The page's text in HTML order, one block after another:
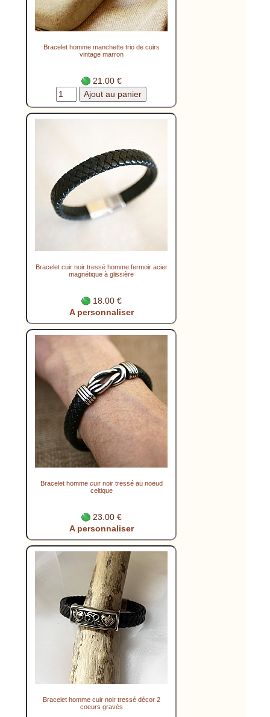
Bracelet homme manchette trio de cuirs
vintage marron
21.00 €
Bracelet cuir noir tressé homme fermoir acier
magnétique à glissière
18.00 €
A personnaliser
Bracelet homme cuir noir tressé au noeud
celtique
23.00 €
A personnaliser
Bracelet homme cuir noir tressé décor 2
coeurs gravés